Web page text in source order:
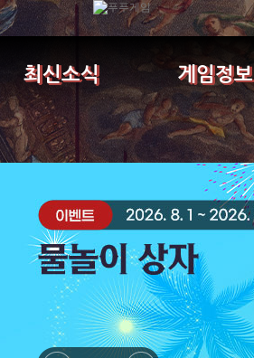
최신소식 게임정보